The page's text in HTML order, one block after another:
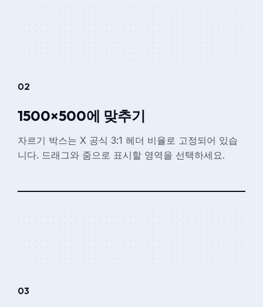
02
1500×500에 맞추기
자르기 박스는 X 공식 3:1 헤더 비율로 고정되어 있습
니다. 드래그와 줌으로 표시할 영역을 선택하세요.
03